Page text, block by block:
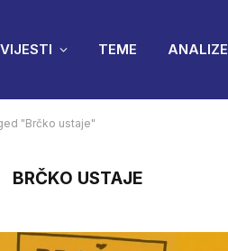
VIJESTI TEME ANALIZE
"Brčko ustaje"
BRČKO USTAJE